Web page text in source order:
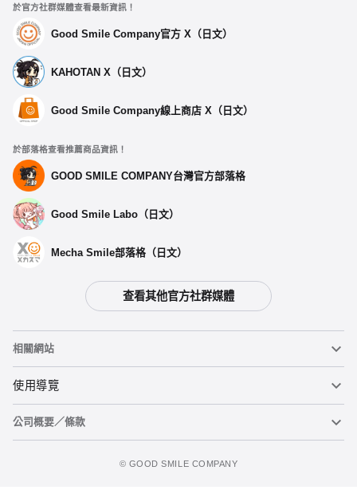
於官方社群媒體查看最新資訊！
Good Smile Company官方 X（日文）
KAHOTAN X（日文）
Good Smile Company線上商店 X（日文）
於部落格查看推薦商品資訊！
GOOD SMILE COMPANY台灣官方部落格
Good Smile Labo（日文）
Mecha Smile部落格（日文）
查看其他官方社群媒體
相關網站
黏土人
黏土人臉部製造機（英文）
使用導覽
重要公告
公司概要／條款
©️ GOOD SMILE COMPANY